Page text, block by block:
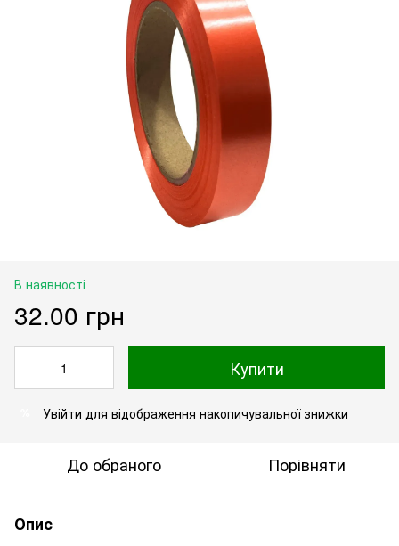
В наявності
32.00 грн
Купити
Увійти для відображення накопичувальної знижки
До обраного Порівняти
Опис